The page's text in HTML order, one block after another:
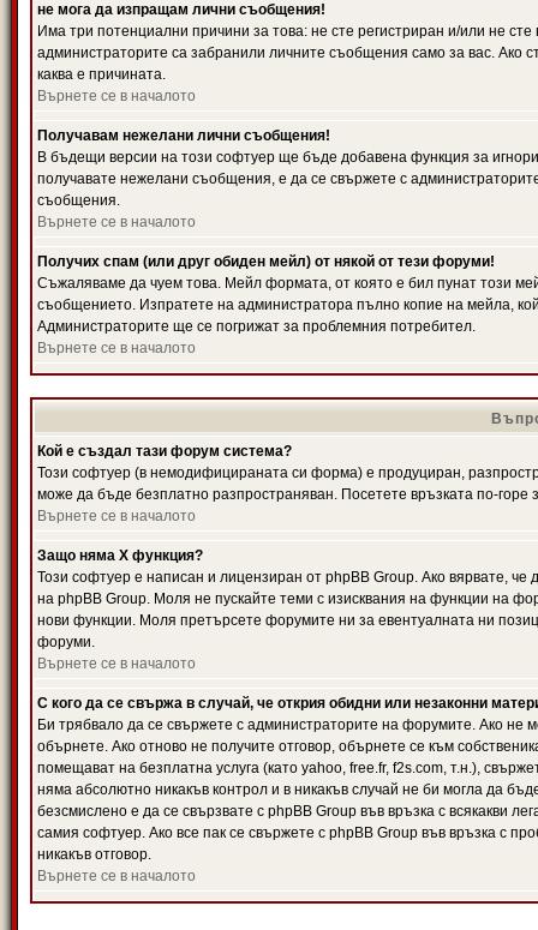
не мога да изпращам лични съобщения!
Има три потенциални причини за това: не сте регистриран и/или не
администраторите са забранили личните съобщения само за вас. Ако
каква е причината.
Върнете се в началото
Получавам нежелани лични съобщения!
В бъдещи версии на този софтуер ще бъде добавена функция за
получавате нежелани съобщения, е да се свържете с
съобщения.
Върнете се в началото
Получих спам (или друг обиден мейл) от някой от тези форуми!
Съжаляваме да чуем това. Мейл формата, от която е бил пунат този
съобщението. Изпратете на администратора пълно копие на мейла,
Администраторите ще се погрижат за проблемния потребител.
Върнете се в началото
Кой е създал тази форум система?
Този софтуер (в немодифицираната си форма) е продуциран,
може да бъде безплатно разпространяван. Посетете връзката по-горе
Върнете се в началото
Защо няма X функция?
Този софтуер е написан и лицензиран от phpBB Group. Ако вярвате,
на phpBB Group. Моля не пускайте теми с изисквания на функции на
нови функции. Моля претърсете форумите ни за евентуалната ни
форуми.
Върнете се в началото
С кого да се свържа в случай, че открия обидни или незаконни
Би трябвало да се свържете с администраторите на форумите. Ако не
обърнете. Ако отново не получите отговор, обърнете се към
помещават на безплатна услуга (като yahoo, free.fr, f2s.com, т.н.),
няма абсолютно никакъв контрол и в никакъв случай не би могла да
безсмислено е да се свързвате с phpBB Group във връзка с всякакви
самия софтуер. Ако все пак се свържете с phpBB Group във връзка с
никакъв отговор.
Върнете се в началото